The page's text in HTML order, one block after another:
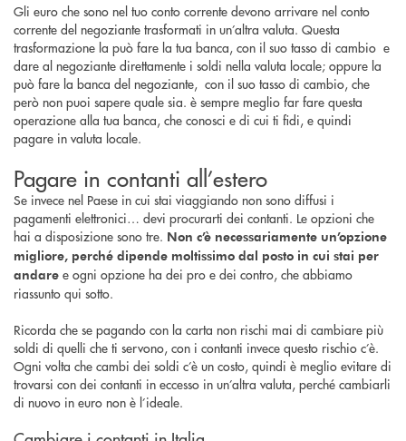
Gli euro che sono nel tuo conto corrente devono arrivare nel conto
corrente del negoziante trasformati in un’altra valuta. Questa
trasformazione la può fare la tua banca, con il suo tasso di cambio e
dare al negoziante direttamente i soldi nella valuta locale; oppure la
può fare la banca del negoziante, con il suo tasso di cambio, che
però non puoi sapere quale sia. è sempre meglio far fare questa
operazione alla tua banca, che conosci e di cui ti fidi, e quindi
pagare in valuta locale.
Pagare in contanti all’estero
Se invece nel Paese in cui stai viaggiando non sono diffusi i
pagamenti elettronici… devi procurarti dei contanti. Le opzioni che
hai a disposizione sono tre. Non c’è necessariamente un’opzione
migliore, perché dipende moltissimo dal posto in cui stai per
andare e ogni opzione ha dei pro e dei contro, che abbiamo
riassunto qui sotto.
Ricorda che se pagando con la carta non rischi mai di cambiare più
soldi di quelli che ti servono, con i contanti invece questo rischio c’è.
Ogni volta che cambi dei soldi c’è un costo, quindi è meglio evitare di
trovarsi con dei contanti in eccesso in un’altra valuta, perché cambiarli
di nuovo in euro non è l’ideale.